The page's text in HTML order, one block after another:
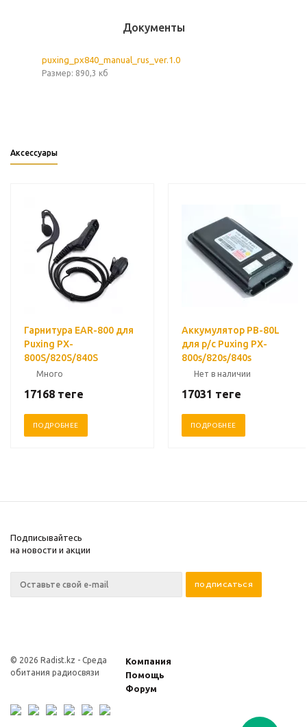
Документы
puxing_px840_manual_rus_ver.1.0
Размер: 890,3 кб
Аксессуары
Гарнитура EAR-800 для
Puxing PX-
800S/820S/840S
Много
17168 теңге
ПОДРОБНЕЕ
Аккумулятор PB-80L
для р/с Puxing PX-
800s/820s/840s
Нет в наличии
17031 теңге
ПОДРОБНЕЕ
Подписывайтесь
на новости и акции
© 2026 Radist.kz - Среда
обитания радиосвязи
Компания
Помощь
Форум